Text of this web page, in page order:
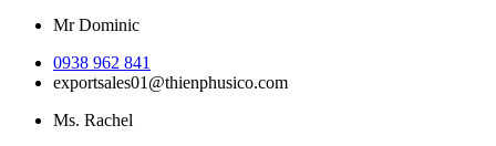
Mr Dominic
0938 962 841
exportsales01@thienphusico.com
Ms. Rachel